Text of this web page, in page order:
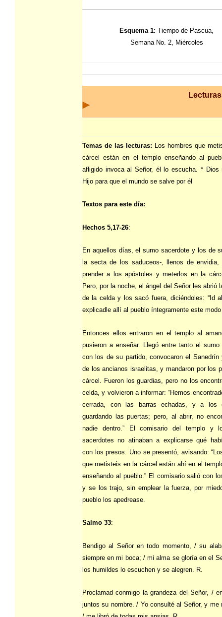
Esquema 1: Tiempo de Pascua,
Semana No. 2, Miércoles
Temas de las lecturas:
Los hombres que
cárcel están en el templo enseñando al
afligido invoca al Señor, él lo escucha. * Dios
Hijo para que el mundo se salve por él
Textos para este día:
Hechos 5,17-26:
En aquellos días, el sumo sacerdote y los de
la secta de los saduceos-, llenos de envidia,
prender a los apóstoles y meterlos en la
Pero, por la noche, el ángel del Señor les abrió
de la celda y los sacó fuera, diciéndoles: “Id
explicadle allí al pueblo íntegramente este modo
Entonces ellos entraron en el templo al
pusieron a enseñar. Llegó entre tanto el sumo
con los de su partido, convocaron el Sanedrín
de los ancianos israelitas, y mandaron por los
cárcel. Fueron los guardias, pero no los
celda, y volvieron a informar: “Hemos
cerrada, con las barras echadas, y a los
guardando las puertas; pero, al abrir, no
nadie dentro.” El comisario del templo y
sacerdotes no atinaban a explicarse qué
con los presos. Uno se presentó, avisando:
que metisteis en la cárcel están ahí en el
enseñando al pueblo.” El comisario salió con
y se los trajo, sin emplear la fuerza, por
pueblo los apedrease.
Salmo 33:
Bendigo al Señor en todo momento, / su
siempre en mi boca; / mi alma se gloría en el
los humildes lo escuchen y se alegren. R.
Proclamad conmigo la grandeza del Señor, /
juntos su nombre. / Yo consulté al Señor, y me